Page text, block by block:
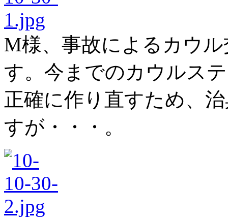
M様、事故によるカウ
す。今までのカウルス
正確に作り直すため、
すが・・・。